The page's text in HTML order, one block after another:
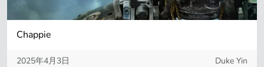
Chappie
2025年4月3日 Duke Yin